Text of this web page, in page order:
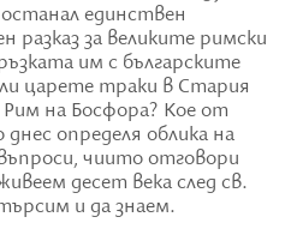
единствен
разказ за великите римски
им с българските
царете траки в Стария
на Босфора? Кое от
определя облика на
чиито отговори
десет века след св.
и да знаем.